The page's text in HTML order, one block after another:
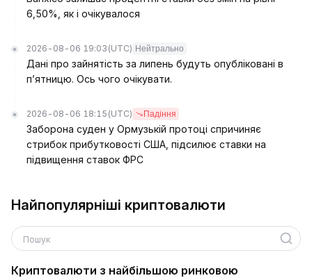
6,50%, як і очікувалося
2026-08-06 19:03 (UTC) Нейтрально
Дані про зайнятість за липень будуть опубліковані в
п’ятницю. Ось чого очікувати.
2026-08-06 18:15 (UTC) Падіння
Заборона суден у Ормузькій протоці спричиняє
стрибок прибутковості США, підсилює ставки на
підвищення ставок ФРС
Найпопулярніші криптовалюти
Пошук
Криптовалюти з найбільшою ринковою